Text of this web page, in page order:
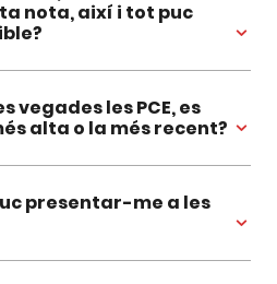
nota, així i tot puc
vegades les PCE, es
alta o la més recent?
presentar-me a les